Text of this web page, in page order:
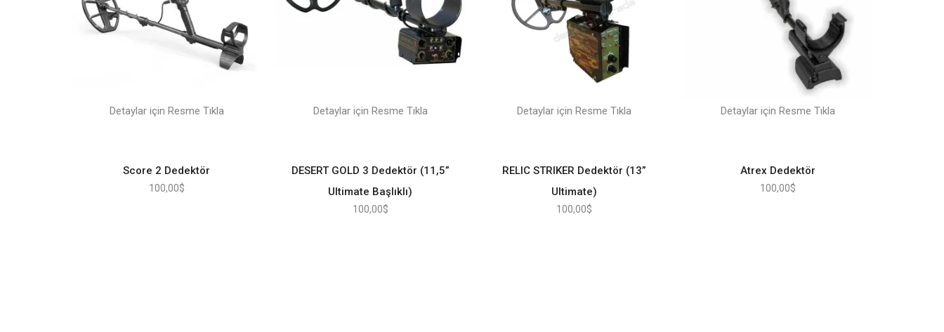
Detaylar için Resme Tıkla
Score 2 Dedektör
100,00$
Detaylar için Resme Tıkla
DESERT GOLD 3 Dedektör (11,5”
Ultimate Başlıklı)
100,00$
Detaylar için Resme Tıkla
RELIC STRIKER Dedektör (13”
Ultimate)
100,00$
Detaylar için Resme Tıkla
Atrex Dedektör
100,00$